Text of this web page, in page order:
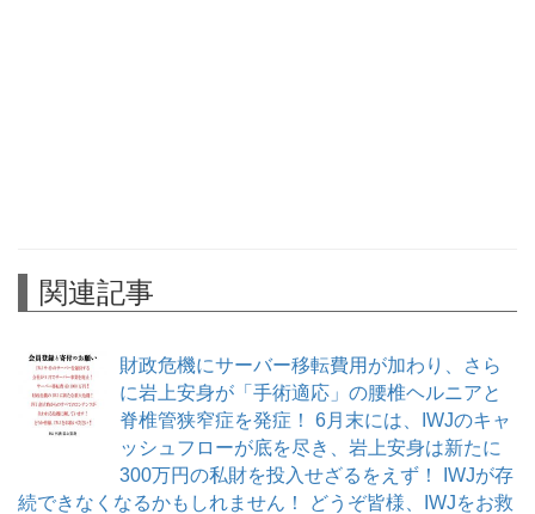
関連記事
財政危機にサーバー移転費用が加わり、さら
に岩上安身が「手術適応」の腰椎ヘルニアと
脊椎管狭窄症を発症！ 6月末には、IWJのキャ
ッシュフローが底を尽き、岩上安身は新たに
300万円の私財を投入せざるをえず！ IWJが存
続できなくなるかもしれません！ どうぞ皆様、IWJをお救